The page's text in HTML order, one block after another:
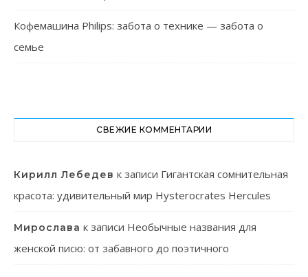
Кофемашина Philips: забота о технике — забота о
семье
СВЕЖИЕ КОММЕНТАРИИ
Кирилл Лебедев к записи Гигантская сомнительная
красота: удивительный мир Hysterocrates Hercules
Мирослава к записи Необычные названия для
женской писю: от забавного до поэтичного